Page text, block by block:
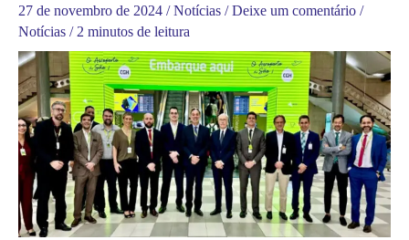
27 de novembro de 2024 /Notícias /Deixe um comentário /
Notícias / 2 minutos de leitura